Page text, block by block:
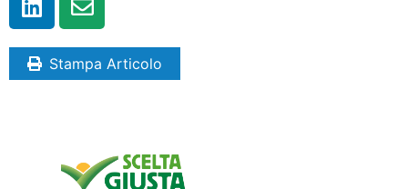
Stampa Articolo